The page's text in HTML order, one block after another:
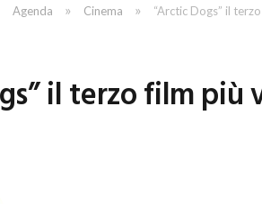
Agenda » Cinema » “Arctic Dogs” il
il terzo film più